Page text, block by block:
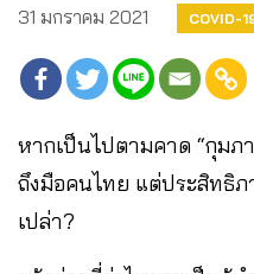
31 มกราคม 2021 COVID-
หากเป็นไปตามคาด “กุมภ
ถึงมือคนไทย แต่ประสิทธิภ
เปล่า?